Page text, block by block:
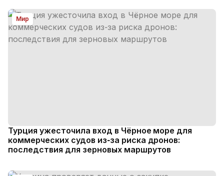
Мир
Турция ужесточила вход в Чёрное море для
коммерческих судов из‑за риска дронов:
последствия для зерновых маршрутов